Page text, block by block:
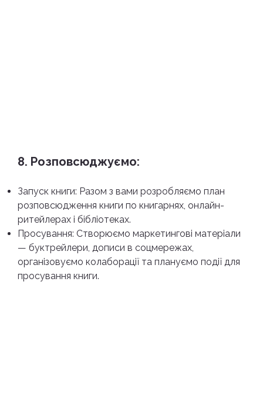
Запуск книги: Разом з вами розробляємо план
розповсюдження книги по книгарнях, онлайн-
ритейлерах і бібліотеках.
Просування: Створюємо маркетингові матеріали
— буктрейлери, дописи в соцмережах,
організовуємо колаборації та плануємо події для
просування книги.
8. Розповсюджуємо: